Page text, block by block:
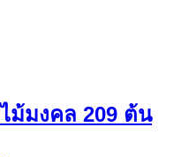
ม้มงคล 209 ต้น